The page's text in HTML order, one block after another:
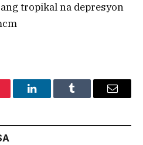
tropikal na depresyon
LinkedInTumblr Email